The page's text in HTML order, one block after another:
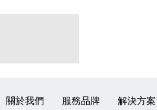
關於我們 服務品牌 解決方案